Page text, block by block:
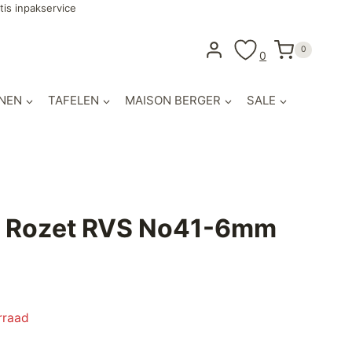
inpakservice
0 0
TAFELEN MAISON BERGER SALE
RVS No41-6mm